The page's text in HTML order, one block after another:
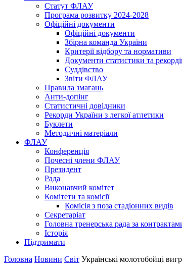
Статут ФЛАУ
Програма розвитку 2024-2028
Офіційні документи
Офіційні документи
Збірна команда України
Критерії відбору та нормативи
Документи статистики та
Суддівство
Звіти ФЛАУ
Правила змагань
Анти-допінг
Статистичні довідники
Рекорди України з легкої атлетики
Буклети
Методичні матеріали
ФЛАУ
Конференція
Почесні члени ФЛАУ
Президент
Рада
Виконавчий комітет
Комітети та комісії
Комісія з поза стадіонних видів
Секретаріат
Головна тренерська рада за
Історія
Підтримати
Головна Новини Світ Українські молотобойці